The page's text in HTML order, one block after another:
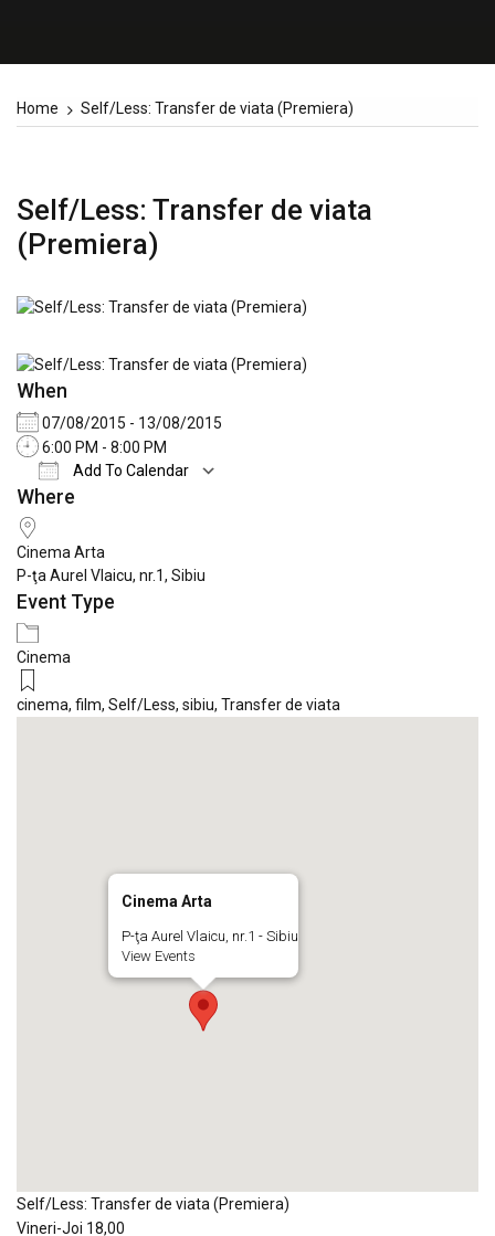
Home Self/Less: Transfer de viata (Premiera)
Self/Less: Transfer de viata
(Premiera)
When
07/08/2015 - 13/08/2015
6:00 PM - 8:00 PM
Add To Calendar
Download ICS
Where
Cinema Arta
P-ţa Aurel Vlaicu, nr.1, Sibiu
Event Type
Cinema
cinema, film, Self/Less, sibiu, Transfer de viata
Cinema Arta
P-ţa Aurel Vlaicu, nr.1 - Sibiu
View Events
Self/Less: Transfer de viata (Premiera)
Vineri-Joi 18,00